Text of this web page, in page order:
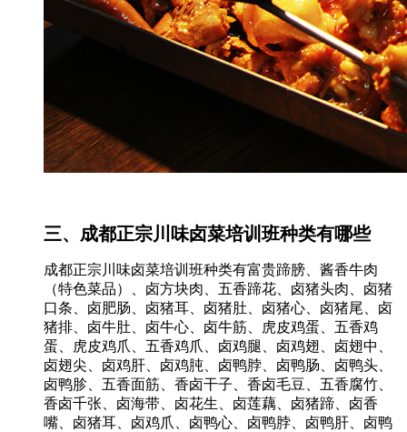
三、成都正宗川味卤菜培训班种类有哪些
成都正宗川味卤菜培训班种类有富贵蹄膀、酱香牛肉
（特色菜品）、卤方块肉、五香蹄花、卤猪头肉、卤猪
口条、卤肥肠、卤猪耳、卤猪肚、卤猪心、卤猪尾、卤
猪排、卤牛肚、卤牛心、卤牛筋、虎皮鸡蛋、五香鸡
蛋、虎皮鸡爪、五香鸡爪、卤鸡腿、卤鸡翅、卤翅中、
卤翅尖、卤鸡肝、卤鸡肫、卤鸭脖、卤鸭肠、卤鸭头、
卤鸭胗、五香面筋、香卤干子、香卤毛豆、五香腐竹、
香卤千张、卤海带、卤花生、卤莲藕、卤猪蹄、卤香
嘴、卤猪耳、卤鸡爪、卤鸭心、卤鸭脖、卤鸭肝、卤鸭